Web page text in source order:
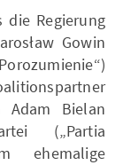
die Regierung
Gowin
Bielan
(„Partia
ehemalige